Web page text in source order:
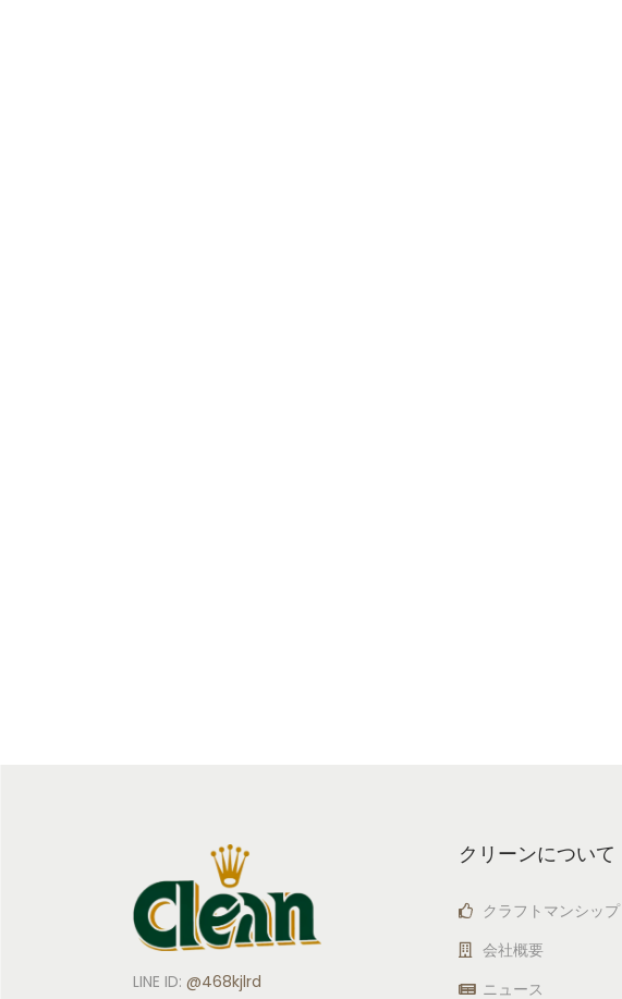
LINE ID: @468kjlrd
クリーンについて
クラフトマンシップ
会社概要
ニュース